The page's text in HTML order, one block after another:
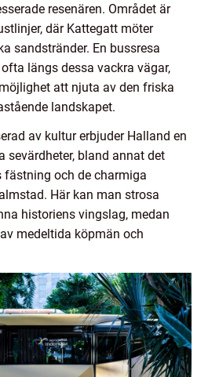
resenären. Området är
där Kattegatt möter
sandstränder. En bussresa
längs dessa vackra vägar,
att njuta av den friska
landskapet.
av kultur erbjuder Halland en
sevärdheter, bland annat det
fästning och de charmiga
Här kan man strosa
historiens vingslag, medan
medeltida köpmän och